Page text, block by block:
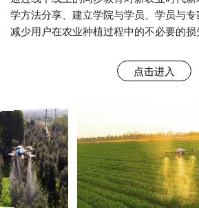
学方法分享、建立学院与学员、学员与专
减少用户在农业种植过程中的不必要的损
点击进入